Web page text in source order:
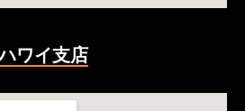
ワイ支店